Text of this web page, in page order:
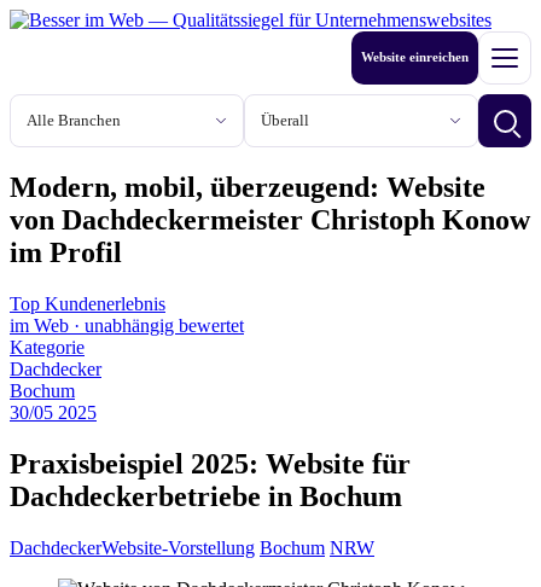
Zum
Branche
Stadt oder Region
Website einreichen Menü
Modern, mobil, überzeugend: Website
von Dachdeckermeister Christoph Konow
im Profil
Top Kundenerlebnis
im Web · unabhängig bewertet
Kategorie
Dachdecker
Bochum
30/05 2025
Praxisbeispiel 2025: Website für
Dachdeckerbetriebe in Bochum
DachdeckerWebsite-Vorstellung Bochum NRW